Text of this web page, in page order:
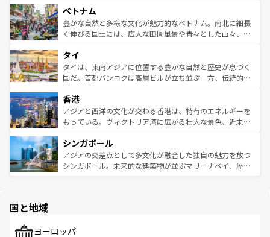
参照してほしい。
容にもいいと評判のスイーツなど、バラエティ豊かな料理
が味わえる。 なお、新着の台湾情報は コンテンツ一覧を参
照してほしい。
き、地方に足を延ばせば四季折々の自然美を楽しむことが
できる。そして、キムチや焼肉、絶品のストリートフード
まで、さまざまな韓国料理が待っている。夜には、韓国な
リティに包まれながら、韓国の多彩な魅力を心ゆくまで味
わってみてほしい。 なお、新着の韓国情報はコンテンツ一
覧を参照してほしい。
ベトナム
豊かな自然と多様な文化が魅力的なベトナム。南北に細長
く伸びる国土には、広大な田園風景や青々とした山々、世
急速な発展と共に伝統が息づく。ハノイの古い町並みやホ
ーチミン市のフランス統治時代の建物も、独特の雰囲気を
醸し出している。また、バラエティの豊かさとおいしさで
とつ。フォーやバインミー、ベトナムコーヒーなどは、ぜ
ひ現地で味わいたい。どの地域を訪れてもあたたかい人々
が旅行者を迎えてくれるので、きっと忘れられない旅にな
参照してほしい。
タイ
タイは、東南アジアに位置する豊かな自然と歴史が息づく
国だ。首都バンコクは高層ビルが立ち並ぶ一方、伝統的な
の活気が交差している。北部ではチェンマイなどの山岳地
帯で自然と触れ合い、南部ではプーケットやクラビの美し
いビーチでリゾート気分を楽しむことができる。タイ料理
激する。気候は一年中温暖で、どの季節にも異なる楽しみ
が待っている。親しみやすいタイの人々、仏教を中心とし
た文化、そして多様な観光資源が、訪れる旅人を魅了し続
香港
アジアと西洋の文化が交わる香港は、特有のエネルギーを
もっている。ヴィクトリア湾に広がる壮大な景色、近未来
み、どこを訪れても感動するはず。観光スポットが密集し
ており、効率よく見どころを回れるのも魅力。息をのむよ
うな絶景から文化的な体験まで、香港を存分に楽しみ尽く
シンガポール
アジアの交差点として多文化が融合した独自の魅力を放つ
シンガポール。未来的な建築物が並ぶマリーナベイ、歴史
で、ホーカーズは地元の風情を楽しめる外せないスポット
国と地域
ヨーロッパ